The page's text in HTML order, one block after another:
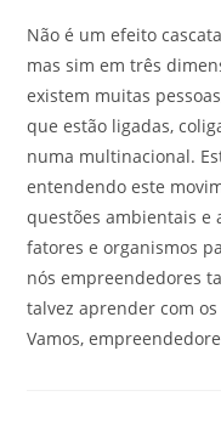
Não é um efeito
mas sim em três
existem muitas
que estão ligadas,
numa multinacional.
entendendo este
questões ambientais e
fatores e organismos
nós empreendedores
talvez aprender com
Vamos,